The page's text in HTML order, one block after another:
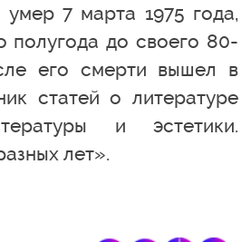
7 марта 1975 года,
полугода до своего 80-
его смерти вышел в
статей о литературе
и эстетики.
лет».